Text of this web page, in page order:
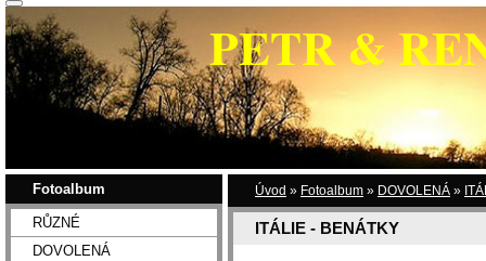
PETR &
Úvod » Fotoalbum » DOVOLENÁ »
ITÁLIE - BENÁTKY
Fotoalbum
RŮZNÉ
DOVOLENÁ